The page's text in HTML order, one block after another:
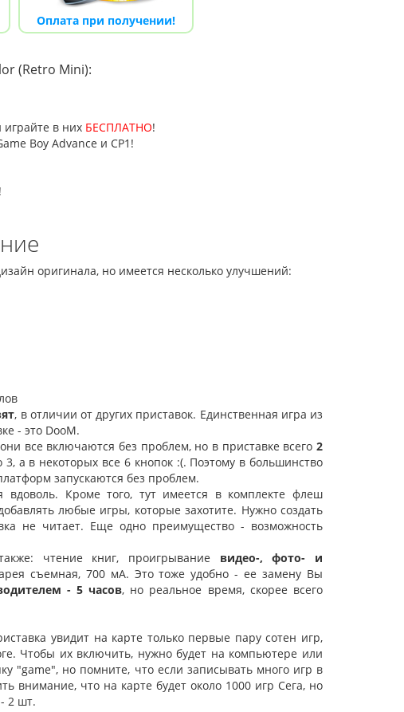
беспроводные
550.00 грн.
Оплата при получении!
(Retro Mini)​:
играйте в них БЕСПЛАТНО!
Boy Advance и CP1 !
!
оригинала, но имеется несколько улучшений:
, в отличии от других приставок. Единственная игра из
- это DooM.
все включаются без проблем, но в приставке всего 2
а в некоторых все 6 кнопок :(. Поэтому в большинство
запускаются без проблем.
Кроме того, тут имеется в комплекте флеш
любые игры, которые захотите. Нужно создать
не читает. Еще одно преимущество - возможность
чтение книг, проигрывание видео-, фото- и
съемная, 700 мА. Это тоже удобно - ее замену Вы
- 5 часов, но реальное время, скорее всего
увидит на карте только первые пару сотен игр,
Чтобы их включить, нужно будет на компьютере или
"game", но помните, что если записывать много игр в
внимание, что на карте будет около 1000 игр Сега, но
2 шт.